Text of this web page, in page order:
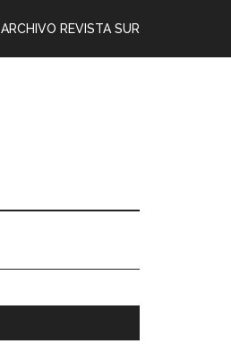
ARCHIVO REVISTA SUR